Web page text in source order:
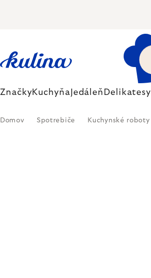
ZnačkyKuchyňa Jedáleň Delikatesy
Domov Spotrebiče Kuchynské roboty